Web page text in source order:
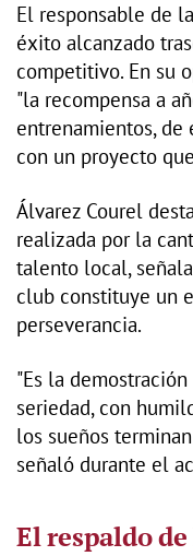
El responsable de
éxito alcanzado
competitivo. En su
"la recompensa a
entrenamientos, de
con un proyecto
Álvarez Courel
realizada por la
talento local,
club constituye un
perseverancia.
"Es la
seriedad, con
los sueños
señaló durante el
El respaldo